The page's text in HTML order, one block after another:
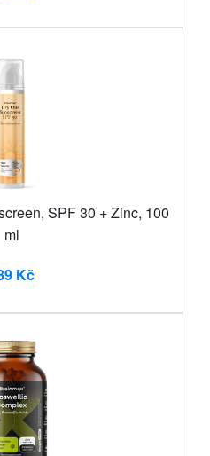
SPF 30 + Zinc, 100
ml
Kč